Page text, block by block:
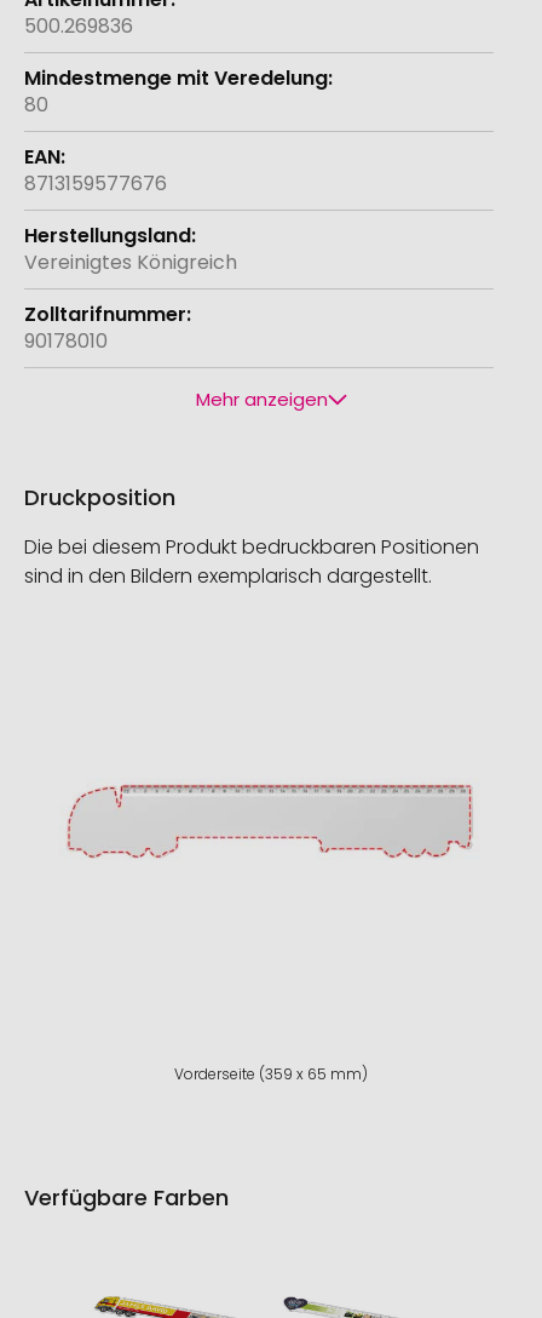
500.269836
80
8713159577676
Vereinigtes Königreich
90178010
Mehr anzeigen
Druckposition
Die bei diesem Produkt bedruckbaren Positionen
sind in den Bildern exemplarisch dargestellt.
Vorderseite (359 x 65 mm)
Verfügbare Farben